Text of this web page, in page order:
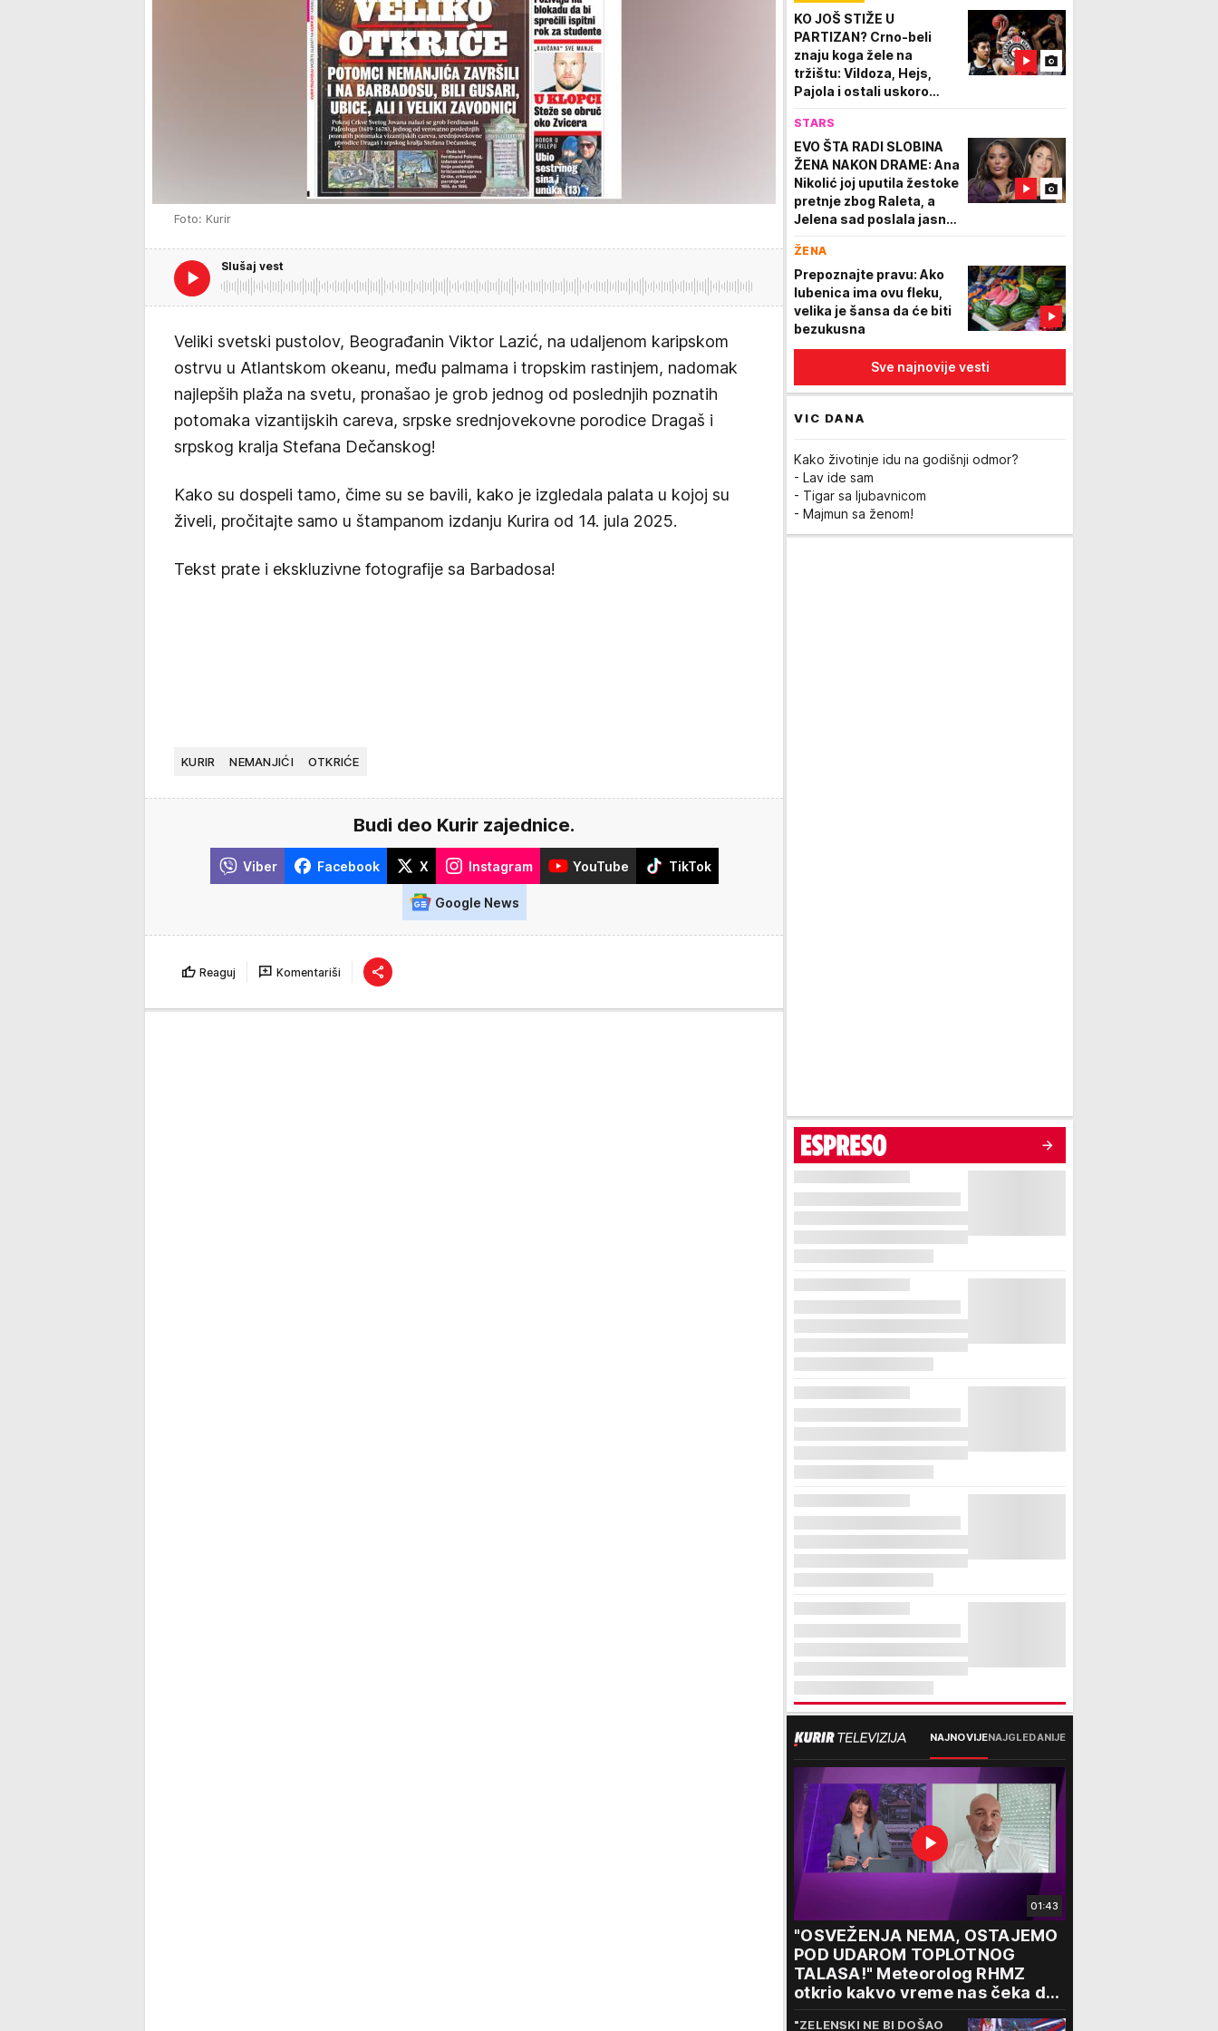
Foto: Kurir
Slušaj vest
Veliki svetski pustolov, Beograđanin Viktor Lazić, na udaljenom karipskom
ostrvu u Atlantskom okeanu, među palmama i tropskim rastinjem, nadomak
najlepših plaža na svetu, pronašao je grob jednog od poslednjih poznatih
potomaka vizantijskih careva, srpske srednjovekovne porodice Dragaš i
srpskog kralja Stefana Dečanskog!
Kako su dospeli tamo, čime su se bavili, kako je izgledala palata u kojoj su
živeli, pročitajte samo u štampanom izdanju Kurira od 14. jula 2025.
Tekst prate i ekskluzivne fotografije sa Barbadosa!
KURIR NEMANJIĆI OTKRIĆE
Budi deo Kurir zajednice.
Viber Facebook X Instagram YouTube TikTok
Google News
Reaguj Komentariši
(VIDEO)
KO JOŠ STIŽE U
PARTIZAN? Crno-beli
znaju koga žele na
tržištu: Vildoza, Hejs,
Pajola i ostali uskoro
STARS
EVO ŠTA RADI SLOBINA
ŽENA NAKON DRAME: Ana
Nikolić joj uputila žestoke
pretnje zbog Raleta, a
Jelena sad poslala jasnu
ŽENA
Prepoznajte pravu: Ako
lubenica ima ovu fleku,
velika je šansa da će biti
bezukusna
Sve najnovije vesti
VIC DANA
Kako životinje idu na godišnji odmor?
- Lav ide sam
- Tigar sa ljubavnicom
- Majmun sa ženom!
NAJNOVIJENAJGLEDANIJE
01:43
"OSVEŽENJA NEMA, OSTAJEMO
POD UDAROM TOPLOTNOG
TALASA!" Meteorolog RHMZ
otkrio kakvo vreme nas čeka do
kraja avgusta
"ZELENSKI NE BI DOŠAO